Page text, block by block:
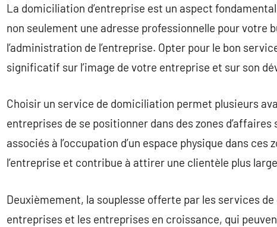
La domiciliation d’entreprise est un aspect
non seulement une adresse professionnelle pour votre
l’administration de l’entreprise. Opter pour le bon
significatif sur l’image de votre entreprise et sur son
Choisir un service de domiciliation permet plusieurs
entreprises de se positionner dans des zones
associés à l’occupation d’un espace physique dans
l’entreprise et contribue à attirer une clientèle plus
Deuxièmement, la souplesse offerte par les services
entreprises et les entreprises en croissance, qui